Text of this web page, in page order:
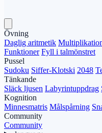
Övning
Daglig aritmetik
Funktioner Fyll i talmönstret
Pussel
Sudoku Siffer-Klotski 2048
Tänkande
Släck ljusen Labyrintuppdrag
Kognition
Minnesmatris Målspårning
Community
Community